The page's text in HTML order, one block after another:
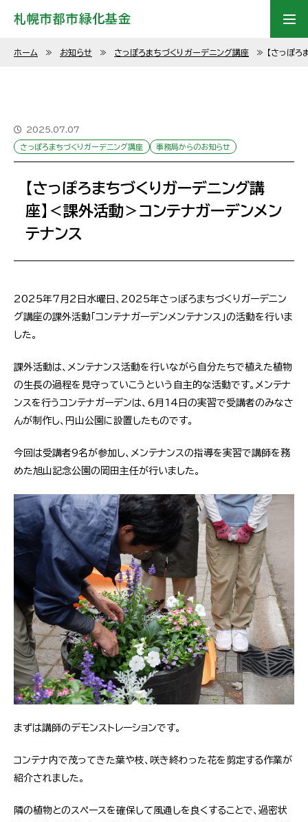
札幌市都市緑化基金
ホーム ≫ お知らせ ≫ さっぽろまちづくりガーデニング講座 ≫ 【さっぽ
2025.07.07
さっぽろまちづくりガーデニング講座 事務局からのお知らせ
【さっぽろまちづくりガーデニング講
座】＜課外活動＞コンテナガーデンメン
テナンス
2025年7月2日水曜日、2025年さっぽろまちづくりガーデニン
グ講座の課外活動「コンテナガーデンメンテナンス」の活動を行いま
した。
課外活動は、メンテナンス活動を行いながら自分たちで植えた植物
の生長の過程を見守っていこうという自主的な活動です。メンテナ
ンスを行うコンテナガーデンは、6月14日の実習で受講者のみなさ
んが制作し、円山公園に設置したものです。
今回は受講者9名が参加し、メンテナンスの指導を実習で講師を務
めた旭山記念公園の岡田主任が行いました。
まずは講師のデモンストレーションです。
コンテナ内で茂ってきた葉や枝、咲き終わった花を剪定する作業が
紹介されました。
隣の植物とのスペースを確保して風通しを良くすることで、過密状